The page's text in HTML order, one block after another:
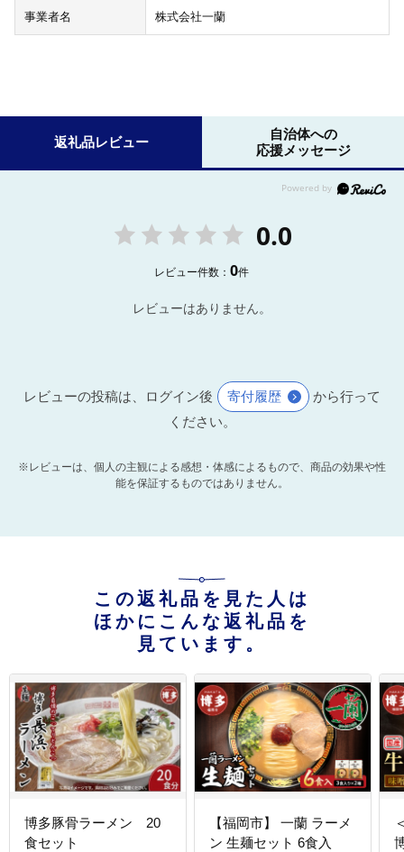
事業者名 株式会社一蘭
返礼品レビュー
自治体への
応援メッセージ
0.0
レビュー件数：0件
レビューはありません。
レビューの投稿は、ログイン後 寄付履歴
から行って
ください。
※レビューは、個人の主観による感想・体感によるもので、商品の効果や性
能を保証するものではありません。
この返礼品を見た人は
ほかにこんな返礼品を
見ています。
博多豚骨ラーメン 20
食セット
【福岡市】 一蘭 ラーメ
ン 生麺セット 6食入